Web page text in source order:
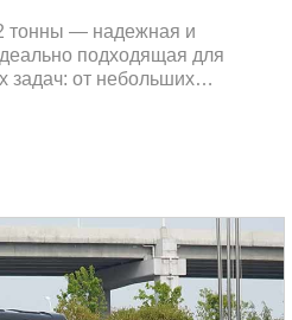
тонны — надежная и
подходящая для
задач: от небольших